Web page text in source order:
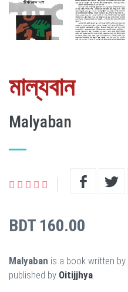
মাল্যবান
Malyaban
BDT 160.00
Malyaban is a book written by
published by Oitijjhya